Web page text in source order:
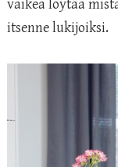
vaikea löytää
itsenne lukijoiksi.